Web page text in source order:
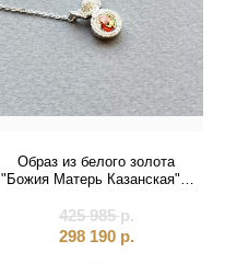
Образ из белого золота
"Божия Матерь Казанская" с
(51069)
425 985р.
298 190 р.